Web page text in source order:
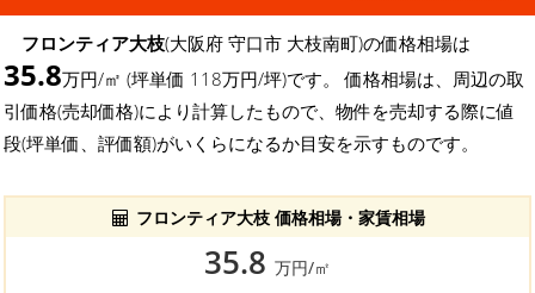
フロンティア大枝(大阪府 守口市 大枝南町)の価格相場は
35.8万円/㎡ (坪単価 118万円/坪)です。 価格相場は、周辺の取
引価格(売却価格)により計算したもので、物件を売却する際に値
段(坪単価、評価額)がいくらになるか目安を示すものです。
フロンティア大枝 価格相場・家賃相場
35.8 万円/㎡